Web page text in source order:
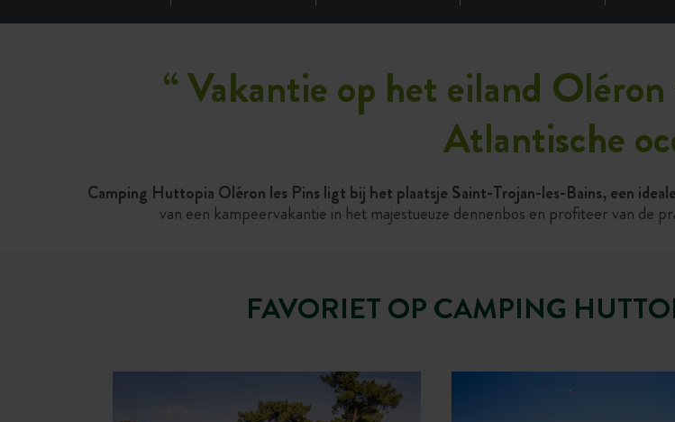
“Vakantie op het eiland
Atlantische
Camping Huttopia Oléron les Pins ligt bij het plaatsje Saint-Trojan-les-Bains, een
van een kampeervakantie in het majestueuze dennenbos en profiteer van de
FAVORIET OP CAMPING